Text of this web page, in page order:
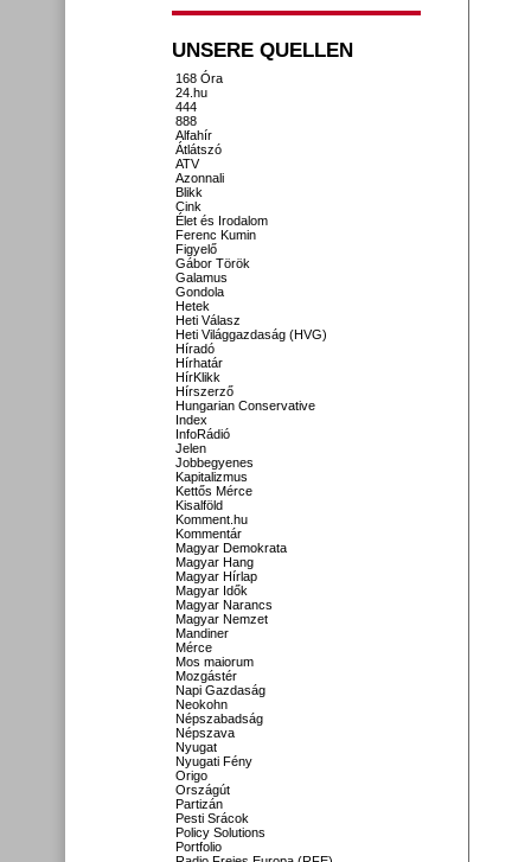
UNSERE QUELLEN
168 Óra
24.hu
444
888
Alfahír
Átlátszó
ATV
Azonnali
Blikk
Cink
Élet és Irodalom
Ferenc Kumin
Figyelő
Gábor Török
Galamus
Gondola
Hetek
Heti Válasz
Heti Világgazdaság (HVG)
Híradó
Hírhatár
HírKlikk
Hírszerző
Hungarian Conservative
Index
InfoRádió
Jelen
Jobbegyenes
Kapitalizmus
Kettős Mérce
Kisalföld
Komment.hu
Kommentár
Magyar Demokrata
Magyar Hang
Magyar Hírlap
Magyar Idők
Magyar Narancs
Magyar Nemzet
Mandiner
Mérce
Mos maiorum
Mozgástér
Napi Gazdaság
Neokohn
Népszabadság
Népszava
Nyugat
Nyugati Fény
Origo
Országút
Partizán
Pesti Srácok
Policy Solutions
Portfolio